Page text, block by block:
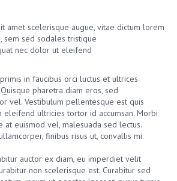
amet scelerisque augue, vitae dictum lorem
sem sed sodales tristique
nec dolor ut eleifend
in faucibus orci luctus et ultrices
pharetra diam eros, sed
vel. Vestibulum pellentesque est quis
eleifend ultricies tortor id accumsan. Morbi
at euismod vel, malesuada sed lectus.
finibus risus ut, convallis mi.
auctor ex diam, eu imperdiet velit
non scelerisque est. Curabitur sed